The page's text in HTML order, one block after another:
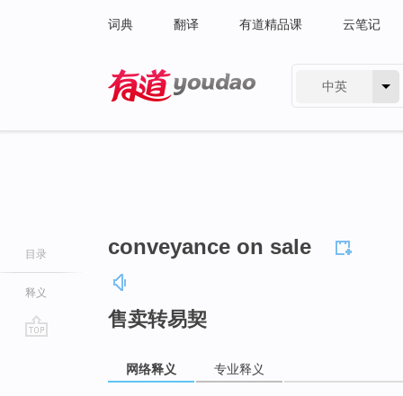
词典 翻译 有道精品课 云笔记
中英
目录
释义
conveyance on sale
售卖转易契
网络释义 专业释义